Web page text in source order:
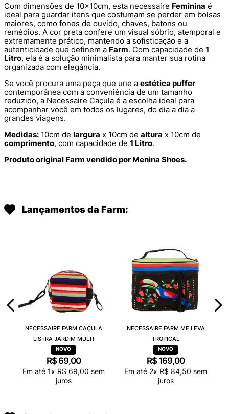
Com dimensões de 10x10cm, esta necessaire Feminina é
ideal para guardar itens que costumam se perder em bolsas
maiores, como fones de ouvido, chaves, batons ou
remédios. A cor preta confere um visual sóbrio, atemporal e
extremamente prático, mantendo a sofisticação e a
autenticidade que definem a Farm. Com capacidade de 1
Litro, ela é a solução minimalista para manter sua rotina
organizada com elegância.
Se você procura uma peça que une a estética puffer
contemporânea com a conveniência de um tamanho
reduzido, a Necessaire Caçula é a escolha ideal para
acompanhar você em todos os lugares, do dia a dia a
grandes viagens.
Medidas: 10cm de largura x 10cm de altura x 10cm de
comprimento, com capacidade de 1 Litro.
Produto original Farm vendido por Menina Shoes.
Lançamentos da Farm:
NECESSAIRE FARM CAÇULA
LISTRA JARDIM MULTI
R$ 69,00
Em até 1x R$ 69,00 sem
juros
NECESSAIRE FARM ME LEVA
TROPICAL
R$ 169,00
Em até 2x R$ 84,50 sem
juros